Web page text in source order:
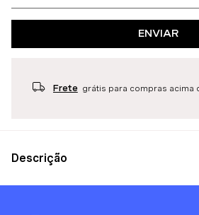
ENVIAR
Frete grátis para compras acima
Descrição